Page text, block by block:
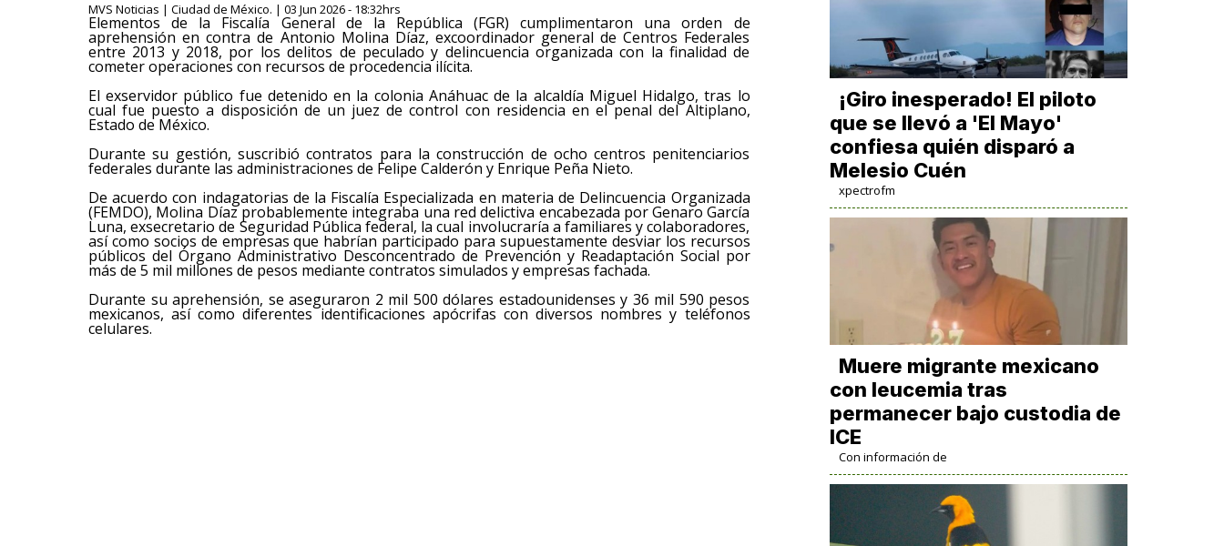
MVS Noticias | Ciudad de México. | 03 Jun 2026 - 18:32hrs
Elementos de la Fiscalía General de la República (FGR) cumplimentaron una orden de
aprehensión en contra de Antonio Molina Díaz, excoordinador general de Centros Federales
entre 2013 y 2018, por los delitos de peculado y delincuencia organizada con la finalidad de
cometer operaciones con recursos de procedencia ilícita.
El exservidor público fue detenido en la colonia Anáhuac de la alcaldía Miguel Hidalgo, tras lo
cual fue puesto a disposición de un juez de control con residencia en el penal del Altiplano,
Estado de México.
Durante su gestión, suscribió contratos para la construcción de ocho centros penitenciarios
federales durante las administraciones de Felipe Calderón y Enrique Peña Nieto.
De acuerdo con indagatorias de la Fiscalía Especializada en materia de Delincuencia Organizada
(FEMDO), Molina Díaz probablemente integraba una red delictiva encabezada por Genaro García
Luna, exsecretario de Seguridad Pública federal, la cual involucraría a familiares y colaboradores,
así como socios de empresas que habrían participado para supuestamente desviar los recursos
públicos del Órgano Administrativo Desconcentrado de Prevención y Readaptación Social por
más de 5 mil millones de pesos mediante contratos simulados y empresas fachada.
Durante su aprehensión, se aseguraron 2 mil 500 dólares estadounidenses y 36 mil 590 pesos
mexicanos, así como diferentes identificaciones apócrifas con diversos nombres y teléfonos
celulares.
¡Giro inesperado! El piloto
que se llevó a 'El Mayo'
confiesa quién disparó a
Melesio Cuén
xpectrofm
Muere migrante mexicano
con leucemia tras
permanecer bajo custodia de
ICE
Con información de